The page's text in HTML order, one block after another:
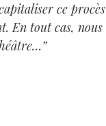
ce procès
En tout cas, nous